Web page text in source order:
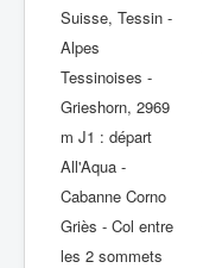
Suisse, Tessin -
Alpes
Tessinoises -
Grieshorn, 2969
m J1 : départ
All'Aqua -
Cabanne Corno
Griès - Col entre
les 2 sommets